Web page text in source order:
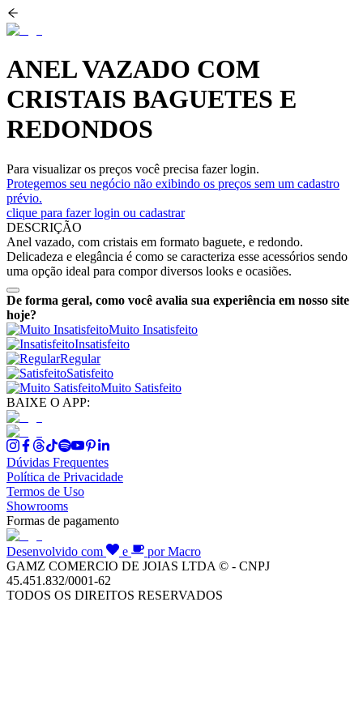
ANEL VAZADO COM
CRISTAIS BAGUETES E
REDONDOS
Para visualizar os preços você precisa fazer login.
Protegemos seu negócio não exibindo os preços sem um cadastro
prévio.
clique para fazer login ou cadastrar
DESCRIÇÃO
Anel vazado, com cristais em formato baguete, e redondo.
Delicadeza e elegância é como se caracteriza esse acessórios sendo
uma opção ideal para compor diversos looks e ocasiões.
De forma geral, como você avalia sua experiência em nosso site
hoje?
Muito Insatisfeito
Insatisfeito
Regular
Satisfeito
Muito Satisfeito
BAIXE O APP:
Dúvidas Frequentes
Política de Privacidade
Termos de Uso
Showrooms
Formas de pagamento
Desenvolvido com e
por Macro
GAMZ COMERCIO DE JOIAS LTDA © - CNPJ
45.451.832/0001-62
TODOS OS DIREITOS RESERVADOS